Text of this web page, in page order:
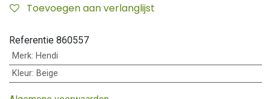
Toevoegen aan verlanglijst
Referentie 860557
Merk: Hendi
Kleur: Beige